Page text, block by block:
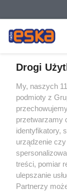
Żaden utwór
rozpowszechniany
tym także
eksploatacji w
bez pisemnej
wykorzystanie
bez właściwej
prawnie.
Drogi
My, naszych
podmioty z
przetwarzamy
identyfikatory,
urządzenie
treści, pomiar
ulepszanie
Partnerzy